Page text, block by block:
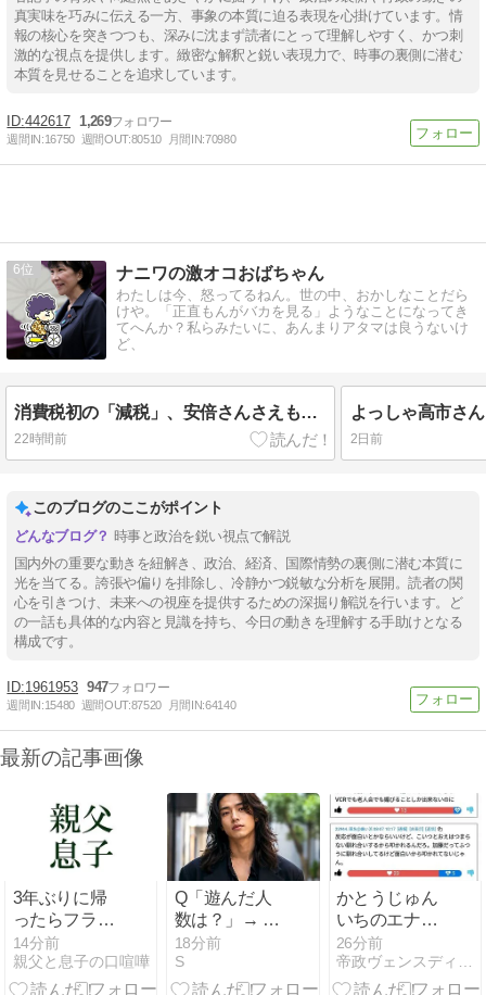
真実味を巧みに伝える一方、事象の本質に迫る表現を心掛けています。情
報の核心を突きつつも、深みに沈まず読者にとって理解しやすく、かつ刺
激的な視点を提供します。緻密な解釈と鋭い表現力で、時事の裏側に潜む
本質を見せることを追求しています。
442617 1,269
週間IN:16750 週間OUT:80510 月間IN:70980
6 ナニワの激オコおばちゃん
わたしは今、怒ってるねん。世の中、おかしなことだら
けや。「正直もんがバカを見る」ようなことになってき
てへんか？私らみたいに、あんまりアタマは良うないけ
ど、
消費税初の「減税」、安倍さんさえもでけへんかった次元に突入。高市さん、次は靖国参拝よろしく。
22時間前 2日前
このブログのここがポイント
時事と政治を鋭い視点で解説
国内外の重要な動きを紐解き、政治、経済、国際情勢の裏側に潜む本質に
光を当てる。誇張や偏りを排除し、冷静かつ鋭敏な分析を展開。読者の関
心を引きつけ、未来への視座を提供するための深掘り解説を行います。ど
の一話も具体的な内容と見識を持ち、今日の動きを理解する手助けとなる
構成です。
1961953 947
週間IN:15480 週間OUT:87520 月間IN:64140
最新の記事画像
3年ぶりに帰
ったらフラン
スの物価がす
ごいことにな
った… でぃー
15分前
親父と息子の口喧嘩
Q「遊んだ人
数は？」→ 超
イケメン「覚
えてない。
○○○何回食べ
18分前
S
かとうじゅん
いちのエナメ
ルなめなが
ら・・・・主
催者にまった
27分前